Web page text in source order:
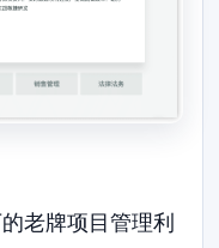
老牌项目管理利